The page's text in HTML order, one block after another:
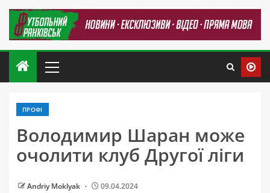
ПРОФІ
Володимир Шаран може
очолити клуб Другої ліги
Andriy Moklyak 09.04.2024